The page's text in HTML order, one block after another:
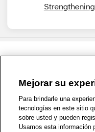
1-800-679-9691 |
Política de Privacidad |
Zona de
Mejorar su
Para brindarle una
tecnologías en este sitio
sobre usted y pueden
Usamos esta información